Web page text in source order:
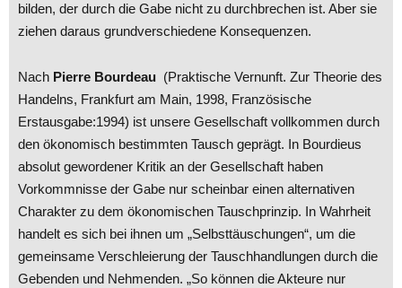
bilden, der durch die Gabe nicht zu durchbrechen ist. Aber sie
ziehen daraus grundverschiedene Konsequenzen.
Nach Pierre Bourdeau (Praktische Vernunft. Zur Theorie des
Handelns, Frankfurt am Main, 1998, Französische
Erstausgabe:1994) ist unsere Gesellschaft vollkommen durch
den ökonomisch bestimmten Tausch geprägt. In Bourdieus
absolut gewordener Kritik an der Gesellschaft haben
Vorkommnisse der Gabe nur scheinbar einen alternativen
Charakter zu dem ökonomischen Tauschprinzip. In Wahrheit
handelt es sich bei ihnen um „Selbsttäuschungen“, um die
gemeinsame Verschleierung der Tauschhandlungen durch die
Gebenden und Nehmenden. „So können die Akteure nur